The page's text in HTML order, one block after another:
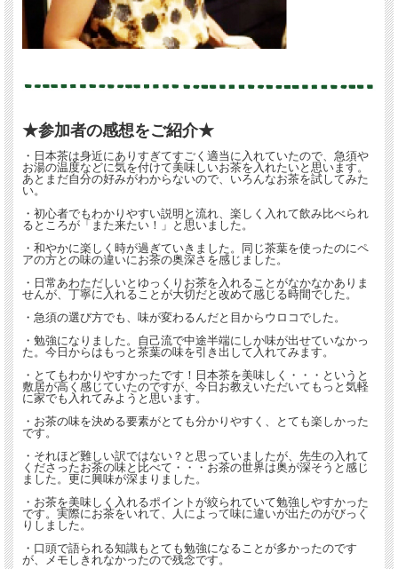
「おいしいお茶の入れ方を知りたい」
「プロのアドバイスを聞いてからＭＹ急須を購入したい」
「今まで急須使ったことないけれど興味ある」
「日本人はやっぱりお茶でしょ」というあなたへ。
心の調和、内省という日本茶のもうひとつの魅力
また、急須でお茶を入れるという行為は「文化、歴史、心の調和、内省」という日
本茶のもうひとつの魅力に触れることにもつながります。
手順だけではなく、歴史や意味、日本になぜ日本茶という飲み物が存在するのか、
生活にとりいれるメリットなどもお伝えしていきます。
急須の選び方のコツから絶対失敗しないお茶のいれ方までを初心者向けに丁寧にレ
クチャーします。
日本茶って難しそう、と思っている方もコツを知れば必ずおいしく入れられます。
★この講座の楽しみ方★
急須の選び方ってどこを見たらいいの？
美味しいお茶をいれる、ちょっとしたコツとは？
★参加者の感想をご紹介★
・日本茶は身近にありすぎてすごく適当に入れていたので、急須や
お湯の温度などに気を付けて美味しいお茶を入れたいと思います。
あとまだ自分の好みがわからないので、いろんなお茶を試してみた
い。
・初心者でもわかりやすい説明と流れ、楽しく入れて飲み比べられ
るところが「また来たい！」と思いました。
・和やかに楽しく時が過ぎていきました。同じ茶葉を使ったのにペ
アの方との味の違いにお茶の奥深さを感じました。
・日常あわただしいとゆっくりお茶を入れることがなかなかありま
せんが、丁寧に入れることが大切だと改めて感じる時間でした。
・急須の選び方でも、味が変わるんだと目からウロコでした。
・勉強になりました。自己流で中途半端にしか味が出せていなかっ
た。今日からはもっと茶葉の味を引き出して入れてみます。
・とてもわかりやすかったです！日本茶を美味しく・・・というと
敷居が高く感じていたのですが、今日お教えいただいてもっと気軽
に家でも入れてみようと思います。
・お茶の味を決める要素がとても分かりやすく、とても楽しかった
です。
・それほど難しい訳ではない？と思っていましたが、先生の入れて
くださったお茶の味と比べて・・・お茶の世界は奥が深そうと感じ
ました。更に興味が深まりました。
・お茶を美味しく入れるポイントが絞られていて勉強しやすかった
です。実際にお茶をいれて、人によって味に違いが出たのがびっく
りしました。
・口頭で語られる知識もとても勉強になることが多かったのです
が、メモしきれなかったので残念です。